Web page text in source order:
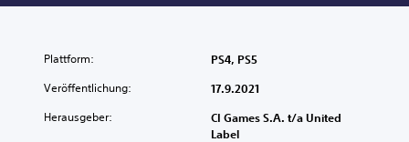
Plattform: PS4, PS5
Veröffentlichung: 17.9.2021
Herausgeber:
CI Games S.A. t/a United
Label